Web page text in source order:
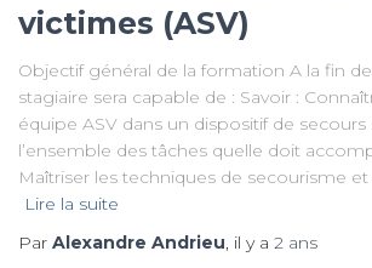
victimes (ASV)
Objectif général de la formation A la fin
stagiaire sera capable de : Savoir :
équipe ASV dans un dispositif de
l’ensemble des tâches quelle doit
Maîtriser les techniques de secourisme et
Lire la suite
Par Alexandre Andrieu, il y a 2 ans